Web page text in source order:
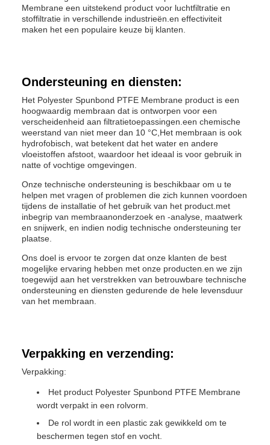
Membrane een uitstekend product voor luchtfiltratie en
stoffiltratie in verschillende industrieën.en effectiviteit
maken het een populaire keuze bij klanten.
Ondersteuning en diensten:
Het Polyester Spunbond PTFE Membrane product is een
hoogwaardig membraan dat is ontworpen voor een
verscheidenheid aan filtratietoepassingen.een chemische
weerstand van niet meer dan 10 °C,Het membraan is ook
hydrofobisch, wat betekent dat het water en andere
vloeistoffen afstoot, waardoor het ideaal is voor gebruik in
natte of vochtige omgevingen.
Onze technische ondersteuning is beschikbaar om u te
helpen met vragen of problemen die zich kunnen voordoen
tijdens de installatie of het gebruik van het product.met
inbegrip van membraanonderzoek en -analyse, maatwerk
en snijwerk, en indien nodig technische ondersteuning ter
plaatse.
Ons doel is ervoor te zorgen dat onze klanten de best
mogelijke ervaring hebben met onze producten.en we zijn
toegewijd aan het verstrekken van betrouwbare technische
ondersteuning en diensten gedurende de hele levensduur
van het membraan.
Verpakking en verzending:
Verpakking:
Het product Polyester Spunbond PTFE Membrane
wordt verpakt in een rolvorm.
De rol wordt in een plastic zak gewikkeld om te
beschermen tegen stof en vocht.